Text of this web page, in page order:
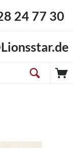
24 77 30